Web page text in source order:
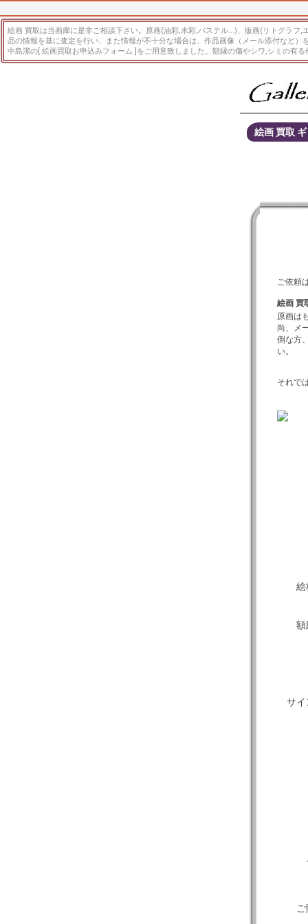
絵画 買取は当画廊に是非ご相談下さい。原画(油彩,水彩,パステル...)、版画(リトグラ
品の情報を基に査定を行い、また情報が不十分な場合は、作品画像（メール添付など
中島潔の[ 絵画買取お申込みフォーム ]をご用意致しました。額縁の傷やシワ,シミの有
絵画 買取
ご依頼
絵画 買
原画は
尚、メ
倒な方
い。
それで
絵
額
サイ